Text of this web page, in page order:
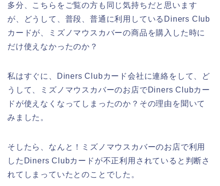
多分、こちらをご覧の方も同じ気持ちだと思います
が、どうして、普段、普通に利用しているDiners Club
カードが、ミズノマウスカバーの商品を購入した時に
だけ使えなかったのか？
私はすぐに、Diners Clubカード会社に連絡をして、ど
うして、ミズノマウスカバーのお店でDiners Clubカー
ドが使えなくなってしまったのか？その理由を聞いて
みました。
そしたら、なんと！ミズノマウスカバーのお店で利用
したDiners Clubカードが不正利用されていると判断さ
れてしまっていたとのことでした。